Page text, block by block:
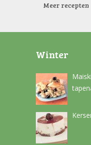
Meer recepten
Winter